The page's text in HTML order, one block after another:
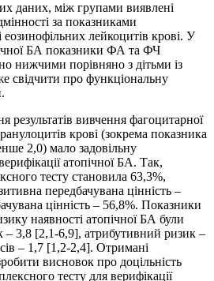
даних, між групами виявлені
за показниками
еозинофільних лейкоцитів крові. У
БА показники ФА та ФЧ
нижчими порівняно з дітьми із
свідчити про функціональну
результатів вивчення фаго­цитарної
крові (зокрема показника
2,0) мало задовільну
атопічної БА. Так,
тесту становила 63,3%,
передбачувана цінність –
цінність – 56,8%. Показники
наявності атопічної БА були
– 3,8 [2,1-6,9], атрибутивний ризик –
– 1,7 [1,2-2,4]. Отримані
висновок про доцільність
тесту для верифікації